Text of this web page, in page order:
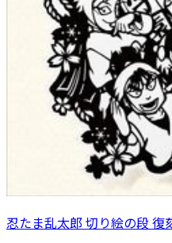
忍たま乱太郎 切り絵の段 復